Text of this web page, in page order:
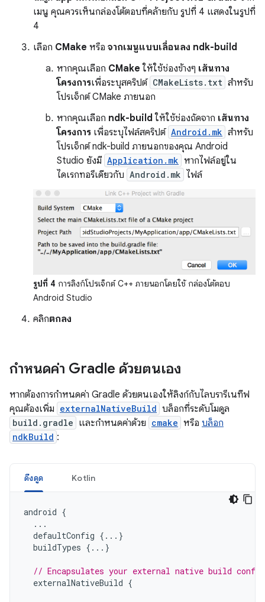
เมนู คุณควรเห็นกล่องโต้ตอบที่คล้ายกับ รูปที่ 4 แสดงในรูปที่
4
เลือก CMake หรือ จากเมนูแบบเลื่อนลง ndk-build
หากคุณเลือก CMake ให้ใช้ช่องข้างๆ เส้นทาง
โครงการเพื่อระบุสคริปต์ CMakeLists.txt สำหรับ
โปรเจ็กต์ CMake ภายนอก
หากคุณเลือก ndk-build ให้ใช้ช่องถัดจาก เส้นทาง
โครงการ เพื่อระบุไฟล์สคริปต์ Android.mk สำหรับ
โปรเจ็กต์ ndk-build ภายนอกของคุณ Android
Studio ยังมี Application.mk หากไฟล์อยู่ใน
ไดเรกทอรีเดียวกับ Android.mk ไฟล์
รูปที่ 4 การลิงก์โปรเจ็กต์ C++ ภายนอกโดยใช้ กล่องโต้ตอบ
Android Studio
คลิกตกลง
กำหนดค่า Gradle ด้วยตนเอง
หากต้องการกำหนดค่า Gradle ด้วยตนเองให้ลิงก์กับไลบรารีเนทีฟ
คุณต้องเพิ่ม externalNativeBuild บล็อกที่ระดับโมดูล
build.gradle และกำหนดค่าด้วย cmake หรือ บล็อก
ndkBuild :
ดึงดูด Kotlin
android {
...
defaultConfig {...}
buildTypes {...}
// Encapsulates your external native build
externalNativeBuild {